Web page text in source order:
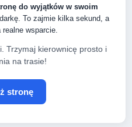
do wyjątków w swoim
To zajmie kilka sekund, a
wsparcie.
Trzymaj kierownicę prosto i
na trasie!
stronę